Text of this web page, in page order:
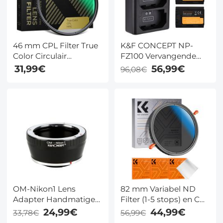
M2, A7R M3, A7R M4,
A7R M5, FX3, FX3
46 mm CPL Filter True
Color Circulair
Polarisatiefilter Met 28
Lagen Meerlaagse
31,99€
K&F CONCEPT NP-
FZ100 Vervangende
Batterij (2 Stuks) en
Dubbele USB
Display, Compatibel
met Sony Alpha A7
III/A7R III
(A7R3)/A9/a6600/a7R
IV/Alpha a9 II
96,08€ 56,99€
OM-Nikon1 Lens
Adapter Handmatige
Focus Compatibele
Olympus OM Lenzen
33,78€ 24,99€
82 mm Variabel ND
Filter (1-5 stops) en CPL
Filter 2 in 1 voor
Camerafilterlens Nano
56,99€ 44,99€